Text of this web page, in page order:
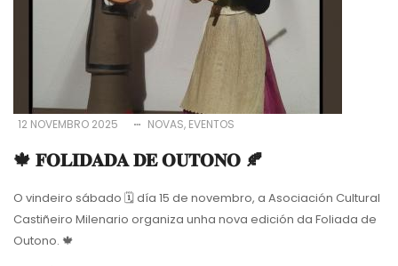
12 NOVEMBRO 2025 NOVAS EVENTOS
🍁 𝐅𝐎𝐋𝐈𝐃𝐀𝐃𝐀 𝐃𝐄 𝐎𝐔𝐓𝐎𝐍𝐎 🍂
O vindeiro sábado 🗓día 15 de novembro, a Asociación Cultural
Castiñeiro Milenario organiza unha nova edición da Foliada de
Outono. 🍁